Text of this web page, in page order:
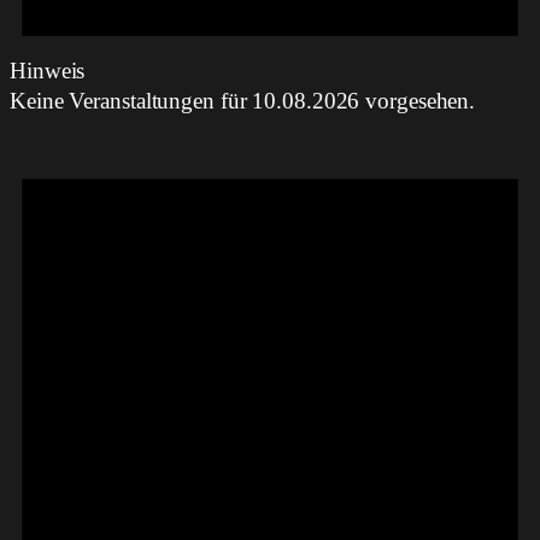
Hinweis
Keine Veranstaltungen für 10.08.2026 vorgesehen.